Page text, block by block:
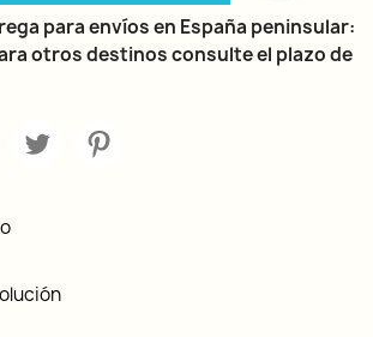
para envíos en España peninsular:
otros destinos consulte el plazo de